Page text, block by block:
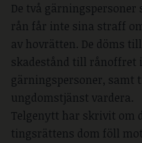
De två
rån får inte sina straff
av hovrätten. De döms
skadestånd till rånoffret
gärningspersoner, samt
ungdomstjänst vardera.
Telgenytt har skrivit om
tingsrättens dom föll